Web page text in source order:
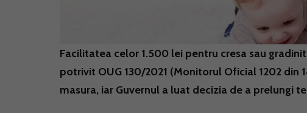
Facilitatea celor 1.500 lei pentru cresa sau
potrivit OUG 130/2021 (Monitorul Oficial 1202 din
masura, iar Guvernul a luat decizia de a prelungi